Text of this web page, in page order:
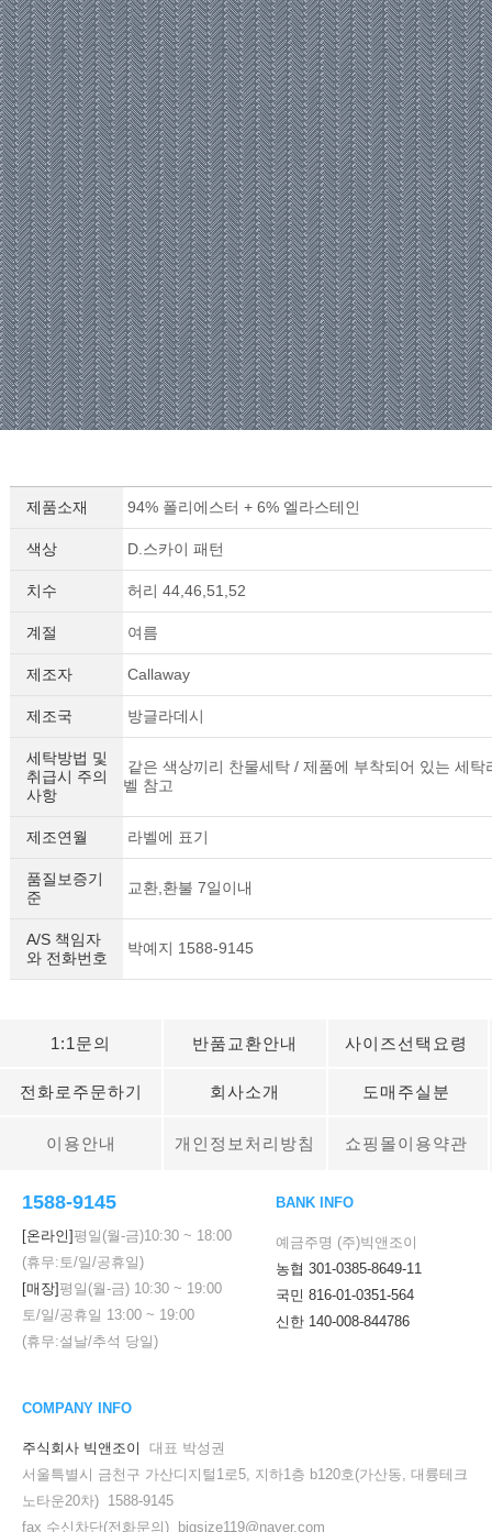
세요!
제품소재 94% 폴리에스터 + 6% 엘라스테인
색상 D.스카이 패턴
치수 허리 44,46,51,52
계절 여름
제조자 Callaway
제조국 방글라데시
세탁방법 및
취급시 주의
사항
같은 색상끼리 찬물세탁 / 제품에 부착되어 있는 세탁
벨 참고
제조연월 라벨에 표기
품질보증기
준
교환,환불 7일이내
A/S 책임자
와 전화번호
박예지 1588-9145
1:1문의 반품교환안내 사이즈선택요령
전화로주문하기 회사소개 도매주실분
이용안내 개인정보처리방침 쇼핑몰이용약관
1588-9145
[온라인]평일(월-금)10:30 ~ 18:00
(휴무:토/일/공휴일)
[매장]평일(월-금) 10:30 ~ 19:00
토/일/공휴일 13:00 ~ 19:00
(휴무:설날/추석 당일)
BANK INFO
예금주명 (주)빅앤조이
농협 301-0385-8649-11
국민 816-01-0351-564
신한 140-008-844786
COMPANY INFO
주식회사 빅앤조이
대표 박성권
서울특별시 금천구 가산디지털1로5, 지하1층 b120호(가산동, 대륭테크
노타운20차) 1588-9145
fax 수신차단(전화문의) bigsize119@naver.com